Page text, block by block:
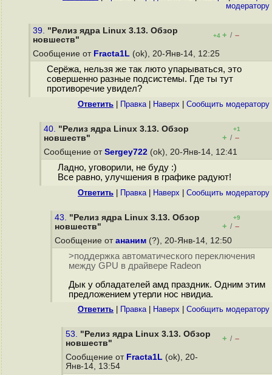
модератору
39. "Релиз ядра Linux 3.13. Обзор
новшеств"
+4 + / –
Сообщение от Fracta1L (ok), 20-Янв-14, 12:25
Серёжа, нельзя же так люто упарываться, это
совершенно разные подсистемы. Где ты тут
противоречие увидел?
Ответить Правка| Наверх Cообщить модератору
40. "Релиз ядра Linux 3.13. Обзор
новшеств"
+1
+ / –
Сообщение от Sergey722 (ok), 20-Янв-14, 12:41
Ладно, уговорили, не буду :)
Все равно, улучшения в графике радуют!
Ответить Правка| Наверх Cообщить модератору
43. "Релиз ядра Linux 3.13. Обзор
новшеств"
+9
+ / –
Сообщение от ананим (?), 20-Янв-14, 12:50
>поддержка автоматического переключения
между GPU в драйвере Radeon
Дык у обладателей амд праздник. Одним этим
предложением утерли нос нвидиа.
Ответить Правка| Наверх Cообщить модератору
53. "Релиз ядра Linux 3.13. Обзор
новшеств"
+ / –
Сообщение от Fracta1L (ok), 20-
Янв-14, 13:54